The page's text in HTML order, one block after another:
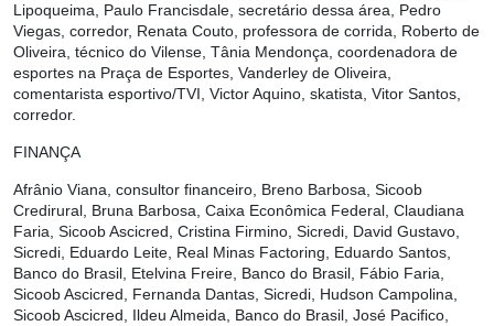
Lipoqueima, Paulo Francisdale, secretário dessa área, Pedro
Viegas, corredor, Renata Couto, professora de corrida, Roberto de
Oliveira, técnico do Vilense, Tânia Mendonça, coordenadora de
esportes na Praça de Esportes, Vanderley de Oliveira,
comentarista esportivo/TVI, Victor Aquino, skatista, Vitor Santos,
corredor.
FINANÇA
Afrânio Viana, consultor financeiro, Breno Barbosa, Sicoob
Credirural, Bruna Barbosa, Caixa Econômica Federal, Claudiana
Faria, Sicoob Ascicred, Cristina Firmino, Sicredi, David Gustavo,
Sicredi, Eduardo Leite, Real Minas Factoring, Eduardo Santos,
Banco do Brasil, Etelvina Freire, Banco do Brasil, Fábio Faria,
Sicoob Ascicred, Fernanda Dantas, Sicredi, Hudson Campolina,
Sicoob Ascicred, Ildeu Almeida, Banco do Brasil, José Pacifico,